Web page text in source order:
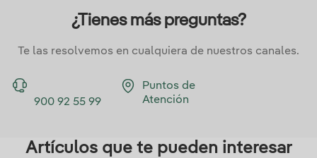
¿Tienes más preguntas?
Te las resolvemos en cualquiera de nuestros canales.
900 92 55 99
Puntos de
Atención
Artículos que te pueden interesar